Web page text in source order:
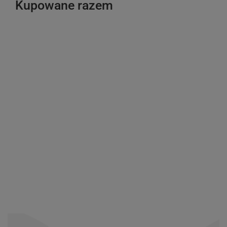
Kupowane razem